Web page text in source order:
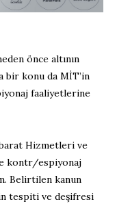
önce altının
bir konu da MİT’in
faaliyetlerine
Hizmetleri ve
kontr/espiyonaj
Belirtilen kanun
tespiti ve deşifresi